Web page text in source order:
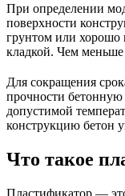
При определении
поверхности
грунтом или хорошо
кладкой. Чем
Для сокращения
прочности
допустимой
конструкцию бетон
Что такое
Пластификатор —